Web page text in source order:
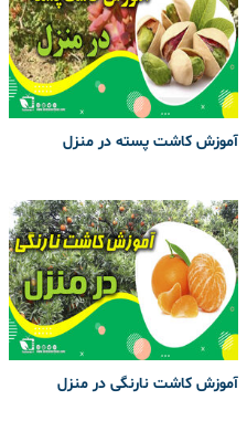
آموزش کاشت پسته در منزل
آموزش کاشت نارنگی در منزل